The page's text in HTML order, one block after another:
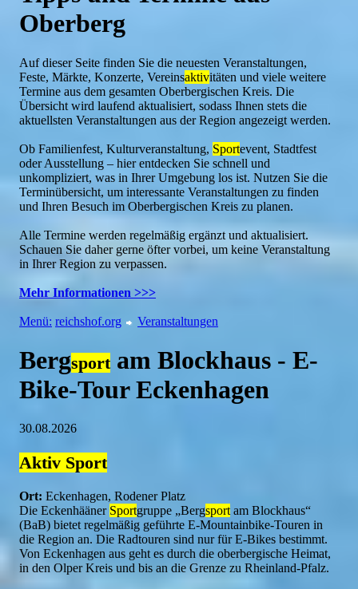
Oberberg
Auf dieser Seite finden Sie die neuesten Veranstaltungen,
Feste, Märkte, Konzerte, Vereinsaktivitäten und viele weitere
Termine aus dem gesamten Oberbergischen Kreis. Die
Übersicht wird laufend aktualisiert, sodass Ihnen stets die
aktuellsten Veranstaltungen aus der Region angezeigt werden.
Ob Familienfest, Kulturveranstaltung, Sportevent, Stadtfest
oder Ausstellung – hier entdecken Sie schnell und
unkompliziert, was in Ihrer Umgebung los ist. Nutzen Sie die
Terminübersicht, um interessante Veranstaltungen zu finden
und Ihren Besuch im Oberbergischen Kreis zu planen.
Alle Termine werden regelmäßig ergänzt und aktualisiert.
Schauen Sie daher gerne öfter vorbei, um keine Veranstaltung
in Ihrer Region zu verpassen.
Mehr Informationen >>>
Menü: reichshof.org Veranstaltungen
Bergsportam Blockhaus - E-
Bike-Tour Eckenhagen
30.08.2026
Aktiv Sport
Ort: Eckenhagen, Rodener Platz
Die Eckenhääner Sportgruppe „Bergsport am Blockhaus“
(BaB) bietet regelmäßig geführte E-Mountainbike-Touren in
die Region an. Die Radtouren sind nur für E-Bikes bestimmt.
Von Eckenhagen aus geht es durch die oberbergische Heimat,
in den Olper Kreis und bis an die Grenze zu Rheinland-Pfalz.